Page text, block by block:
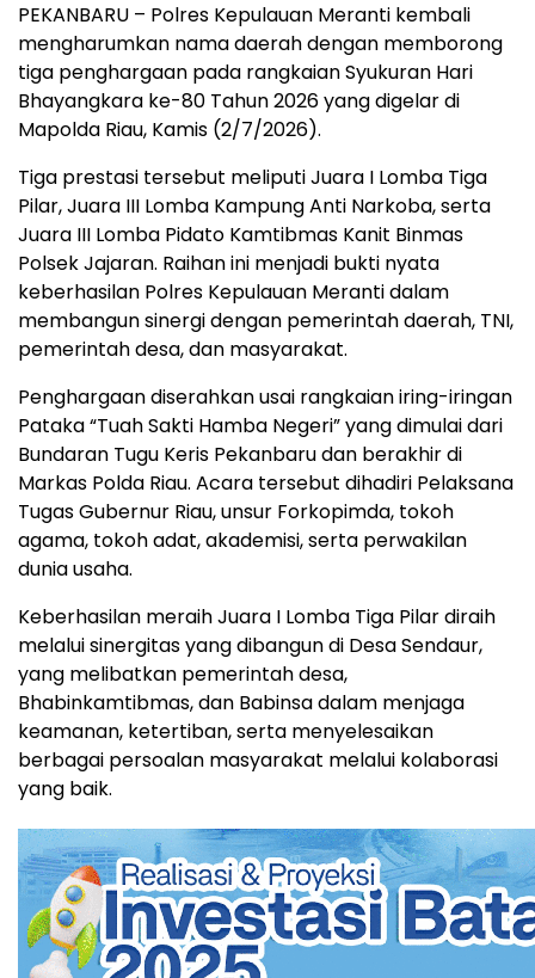
PEKANBARU – Polres Kepulauan Meranti kembali
mengharumkan nama daerah dengan memborong
tiga penghargaan pada rangkaian Syukuran Hari
Bhayangkara ke-80 Tahun 2026 yang digelar di
Mapolda Riau, Kamis (2/7/2026).
Tiga prestasi tersebut meliputi Juara I Lomba Tiga
Pilar, Juara III Lomba Kampung Anti Narkoba, serta
Juara III Lomba Pidato Kamtibmas Kanit Binmas
Polsek Jajaran. Raihan ini menjadi bukti nyata
keberhasilan Polres Kepulauan Meranti dalam
membangun sinergi dengan pemerintah daerah, TNI,
pemerintah desa, dan masyarakat.
Penghargaan diserahkan usai rangkaian iring-iringan
Pataka “Tuah Sakti Hamba Negeri” yang dimulai dari
Bundaran Tugu Keris Pekanbaru dan berakhir di
Markas Polda Riau. Acara tersebut dihadiri Pelaksana
Tugas Gubernur Riau, unsur Forkopimda, tokoh
agama, tokoh adat, akademisi, serta perwakilan
dunia usaha.
Keberhasilan meraih Juara I Lomba Tiga Pilar diraih
melalui sinergitas yang dibangun di Desa Sendaur,
yang melibatkan pemerintah desa,
Bhabinkamtibmas, dan Babinsa dalam menjaga
keamanan, ketertiban, serta menyelesaikan
berbagai persoalan masyarakat melalui kolaborasi
yang baik.